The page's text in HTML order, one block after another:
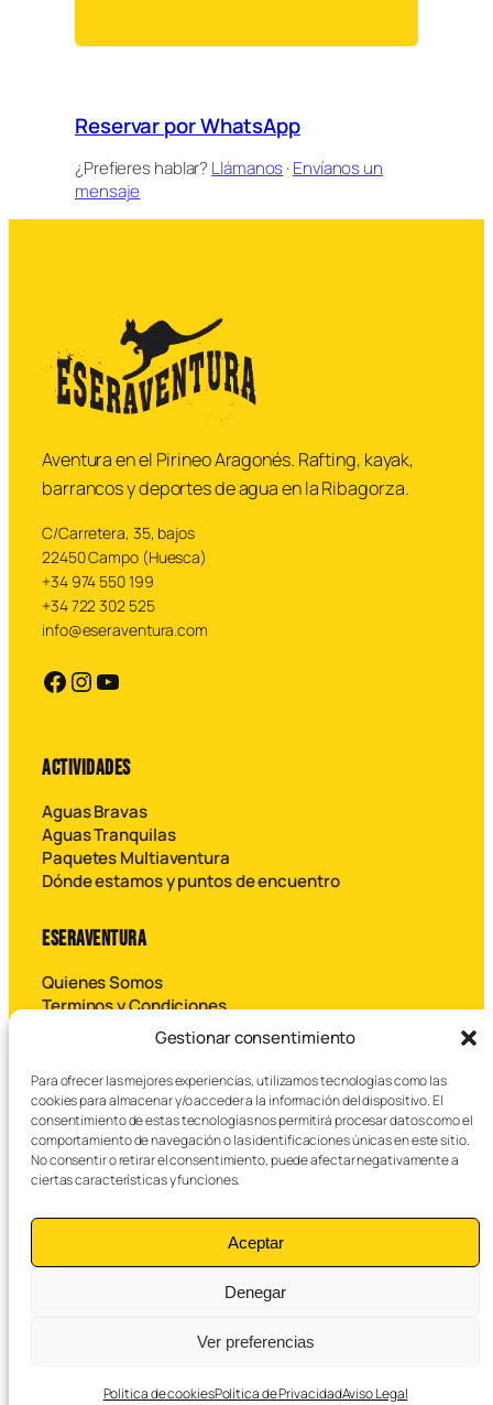
Gestionar consentimiento
Para ofrecer las mejores experiencias, utilizamos tecnologías como las
cookies para almacenar y/o acceder a la información del dispositivo. El
consentimiento de estas tecnologías nos permitirá procesar datos como el
comportamiento de navegación o las identificaciones únicas en este sitio.
No consentir o retirar el consentimiento, puede afectar negativamente a
ciertas características y funciones.
Aceptar
Denegar
Ver preferencias
Política de cookiesPolítica de PrivacidadAviso Legal
Reservar por WhatsApp
¿Prefieres hablar? Llámanos·Envíanos un
mensaje
Aventura en el Pirineo Aragonés. Rafting, kayak,
barrancos y deportes de agua en la Ribagorza.
C/Carretera, 35, bajos
22450 Campo (Huesca)
+34 974 550 199
+34 722 302 525
info@eseraventura.com
https://facebook.com https://instagram.com YouTube
ACTIVIDADES
Aguas Bravas
Aguas Tranquilas
Paquetes Multiaventura
Dónde estamos y puntos de encuentro
ESERAVENTURA
Quienes Somos
Terminos y Condiciones
B
u
s
c
a
© 2026 Eseraventura SL – Todos los derechos reservados.
Política de privacidad